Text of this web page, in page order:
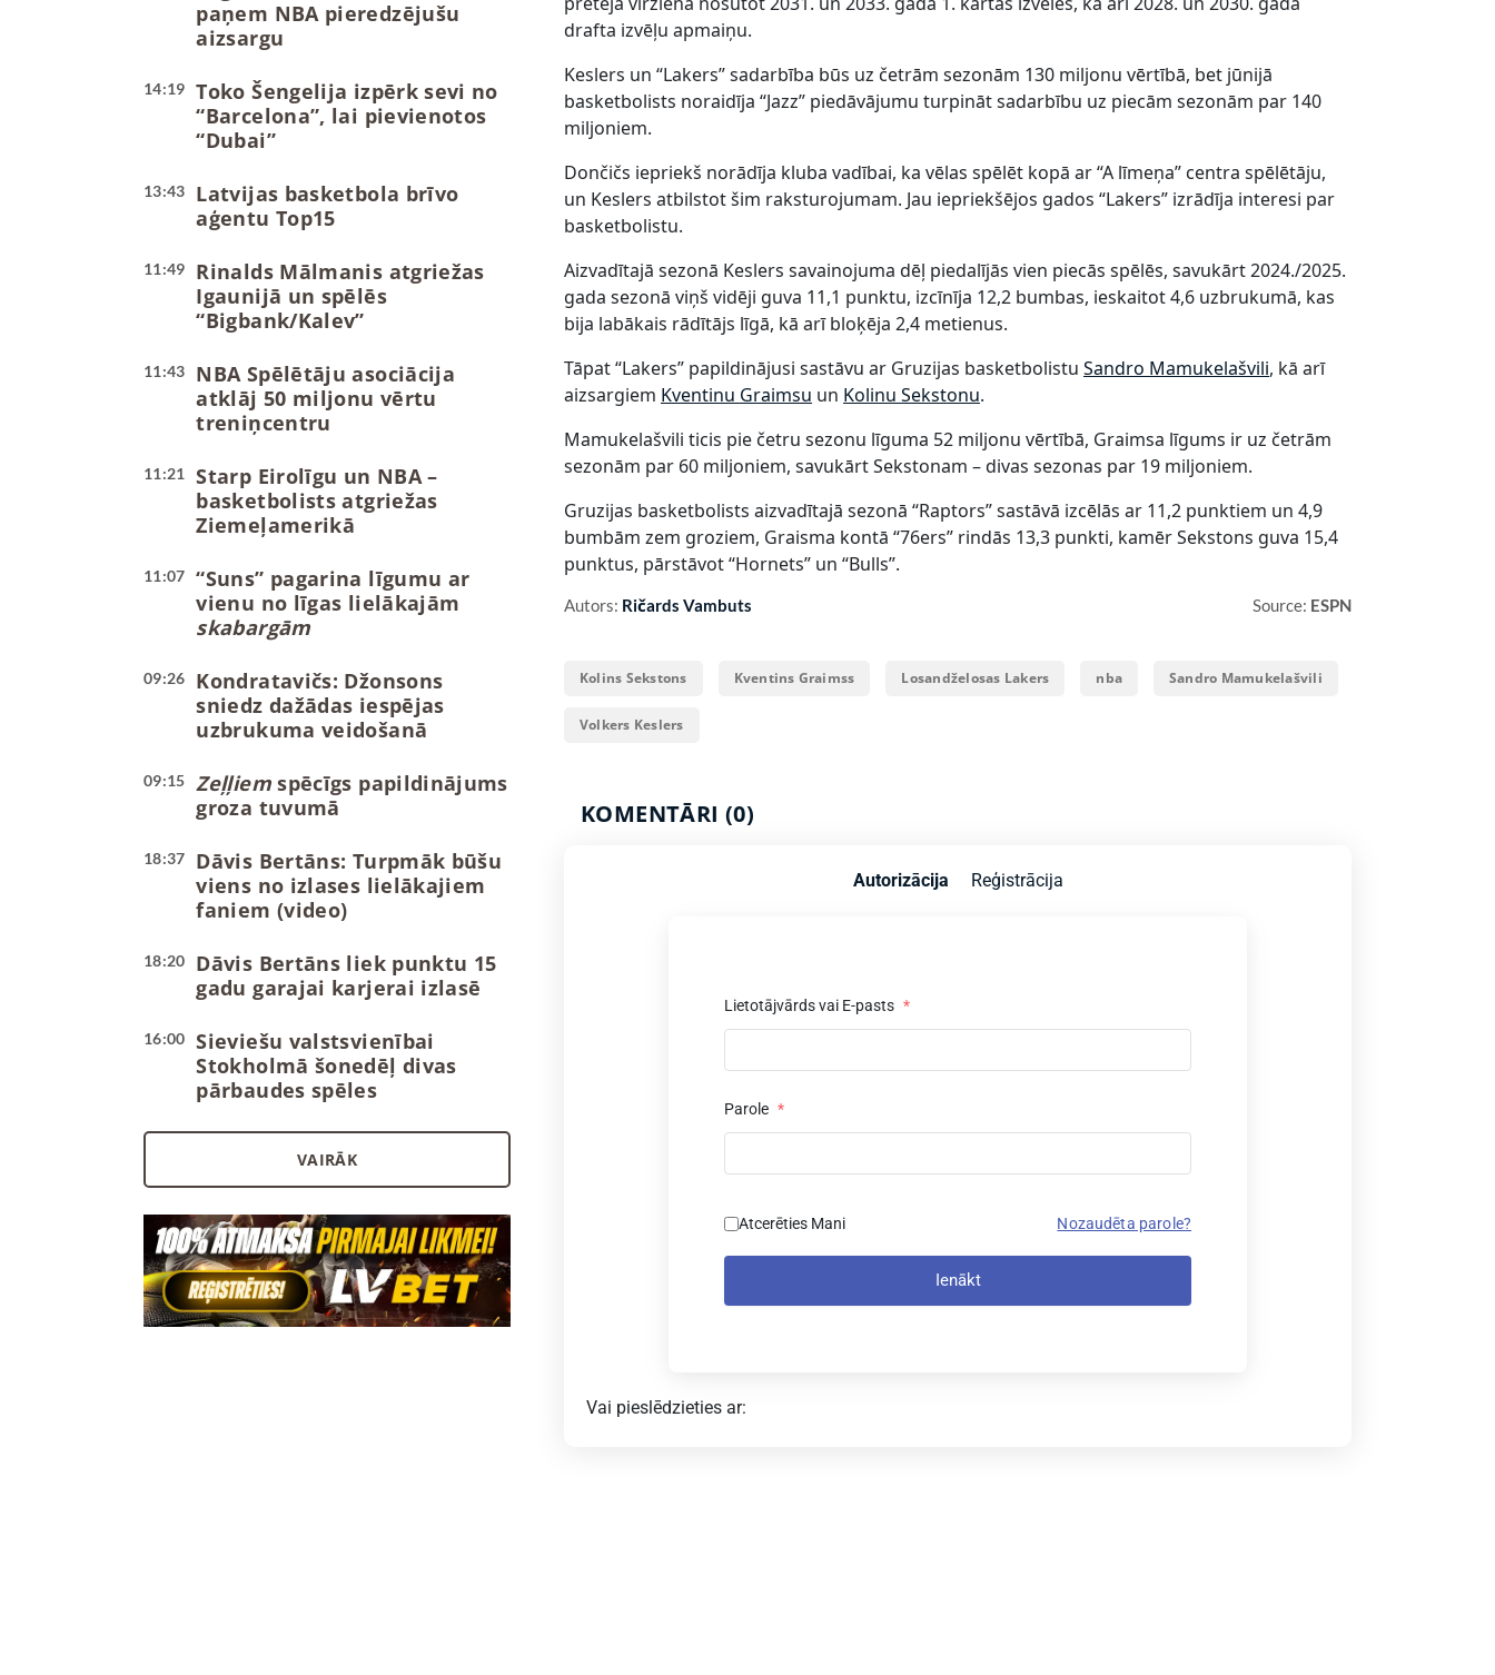
paņem NBA pieredzējušu
aizsargu
14:19
Toko Šengelija izpērk sevi no
“Barcelona”, lai pievienotos
“Dubai”
13:43
Latvijas basketbola brīvo
aģentu Top15
11:49
Rinalds Mālmanis atgriežas
Igaunijā un spēlēs
“Bigbank/Kalev”
11:43
NBA Spēlētāju asociācija
atklāj 50 miljonu vērtu
treniņcentru
11:21
Starp Eirolīgu un NBA –
basketbolists atgriežas
Ziemeļamerikā
11:07
“Suns” pagarina līgumu ar
vienu no līgas lielākajām
skabargām
09:26
Kondratavičs: Džonsons
sniedz dažādas iespējas
uzbrukuma veidošanā
09:15 Zeļļiemspēcīgs papildinājums
groza tuvumā
18:37
Dāvis Bertāns: Turpmāk būšu
viens no izlases lielākajiem
faniem (video)
18:20
Dāvis Bertāns liek punktu 15
gadu garajai karjerai izlasē
16:00
Sieviešu valstsvienībai
Stokholmā šonedēļ divas
pārbaudes spēles
VAIRĀK
drafta izvēļu apmaiņu.
Keslers un “Lakers” sadarbība būs uz četrām sezonām 130 miljonu vērtībā, bet jūnijā
basketbolists noraidīja “Jazz” piedāvājumu turpināt sadarbību uz piecām sezonām par 140
miljoniem.
Dončičs iepriekš norādīja kluba vadībai, ka vēlas spēlēt kopā ar “A līmeņa” centra spēlētāju,
un Keslers atbilstot šim raksturojumam. Jau iepriekšējos gados “Lakers” izrādīja interesi par
basketbolistu.
Aizvadītajā sezonā Keslers savainojuma dēļ piedalījās vien piecās spēlēs, savukārt 2024./2025.
gada sezonā viņš vidēji guva 11,1 punktu, izcīnīja 12,2 bumbas, ieskaitot 4,6 uzbrukumā, kas
bija labākais rādītājs līgā, kā arī bloķēja 2,4 metienus.
Tāpat “Lakers” papildinājusi sastāvu ar Gruzijas basketbolistu Sandro Mamukelašvili, kā arī
aizsargiem Kventinu Graimsu un Kolinu Sekstonu.
Mamukelašvili ticis pie četru sezonu līguma 52 miljonu vērtībā, Graimsa līgums ir uz četrām
sezonām par 60 miljoniem, savukārt Sekstonam – divas sezonas par 19 miljoniem.
Gruzijas basketbolists aizvadītajā sezonā “Raptors” sastāvā izcēlās ar 11,2 punktiem un 4,9
bumbām zem groziem, Graisma kontā “76ers” rindās 13,3 punkti, kamēr Sekstons guva 15,4
punktus, pārstāvot “Hornets” un “Bulls”.
Autors: Ričards Vambuts Source: ESPN
Kolins Sekstons Kventins Graimss Losandželosas Lakers nba Sandro Mamukelašvili
Volkers Keslers
KOMENTĀRI (0)
Autorizācija Reģistrācija
Lietotājvārds vai E-pasts *
Parole *
Atcerēties Mani Nozaudēta parole?
Ienākt
Vai pieslēdzieties ar: